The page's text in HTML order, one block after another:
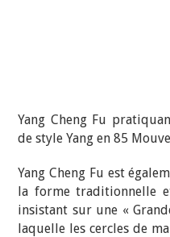
Yang Cheng Fu
de style Yang en 85
Yang Cheng Fu est
la forme traditionnelle
insistant sur une «
laquelle les cercles de